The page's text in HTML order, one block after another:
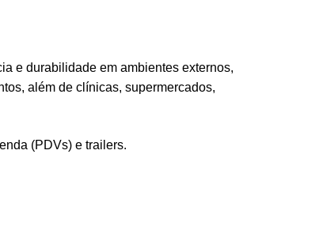
e durabilidade em ambientes externos,
além de clínicas, supermercados,
(PDVs) e trailers.